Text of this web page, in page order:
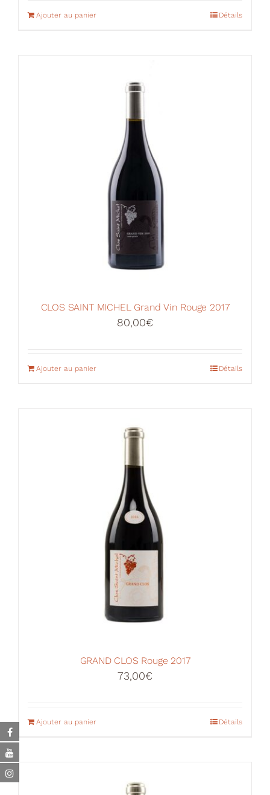
Ajouter au panier Détails
CLOS SAINT MICHEL Grand Vin Rouge 2017
80,00€
Ajouter au panier Détails
GRAND CLOS Rouge 2017
73,00€
Ajouter au panier Détails